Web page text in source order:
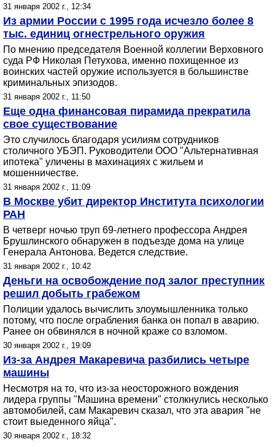
31 января 2002 г., 12:34
Из армии России с 1995 года исчезло более 8
тыс. единиц огнестрельного оружия
По мнению председателя Военной коллегии Верховного
суда РФ Николая Петухова, именно похищенное из
воинских частей оружие используется в большинстве
криминальных эпизодов.
31 января 2002 г., 11:50
Еще одна финансовая пирамида прекратила
свое существование
Это случилось благодаря усилиям сотрудников
столичного УБЭП. Руководители ООО "Альтернативная
ипотека" уличены в махинациях с жильем и
мошенничестве.
31 января 2002 г., 11:09
В Москве убит директор Института психологии
РАН
В четверг ночью труп 69-летнего профессора Андрея
Брушлинского обнаружен в подъезде дома на улице
Генерала Антонова. Ведется следствие.
31 января 2002 г., 10:42
Деньги на освобождение под залог преступник
решил добыть грабежом
Полиции удалось вычислить злоумышленника только
потому, что после ограбления банка он попал в аварию.
Ранее он обвинялся в ночной краже со взломом.
30 января 2002 г., 19:09
Из-за Андрея Макаревича разбились четыре
машины
Несмотря на то, что из-за неосторожного вождения
лидера группы "Машина времени" столкнулись несколько
автомобилей, сам Макаревич сказал, что эта авария "не
стоит выеденного яйца".
30 января 2002 г., 18:32